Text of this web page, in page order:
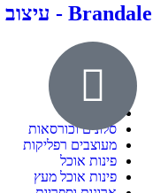
Brandale - עיצוב ובניית אתרים
ילדים ונוער
סלונים וכורסאות
מעוצבים רפליקות
פינות אוכל
פינות אוכל מעץ